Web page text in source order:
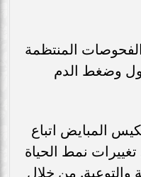
المنتظمة
وضغط الدم
المبايض اتباع
نمط الحياة
والتوعية. من خلال